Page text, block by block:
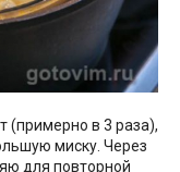
(примерно в 3 раза),
миску. Через
для повторной